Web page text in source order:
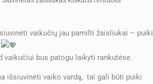
vaikučių jau pamilti žaisliukai – puiki
vaikučiui bus patogu laikyti rankutėse.
išsiuvinėti vaiko vardą, tai gali būti puiki